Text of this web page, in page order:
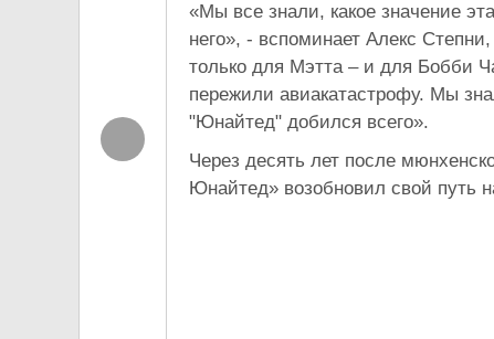
«Мы все знали, какое значение
него», - вспоминает Алекс
только для Мэтта – и для Бобби
пережили авиакатастрофу. Мы
"Юнайтед" добился всего».
Через десять лет после
Юнайтед» возобновил свой путь